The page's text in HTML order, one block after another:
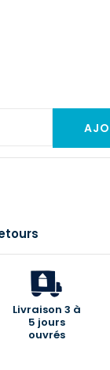
Livraison 3 à
5 jours
ouvrés